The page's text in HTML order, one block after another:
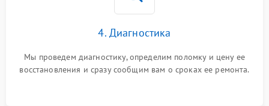
4. Диагностика
Мы проведем диагностику, определим поломку и цену ее
восстановления и сразу сообщим вам о сроках ее ремонта.